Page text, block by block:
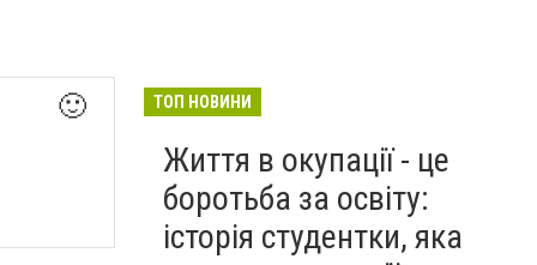
🙂 ТОП НОВИНИ
Життя в окупації - це
боротьба за освіту:
історія студентки, яка